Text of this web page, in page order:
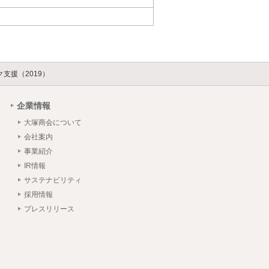
援（2019）
企業情報
大塚商会について
会社案内
事業紹介
IR情報
サステナビリティ
採用情報
プレスリリース